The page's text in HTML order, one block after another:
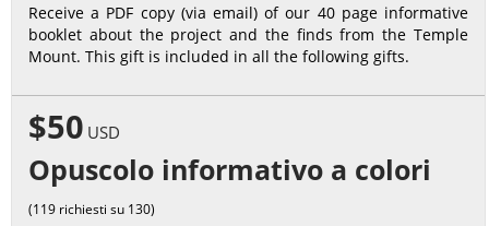
Receive a PDF copy (via email) of our 40 page informative
booklet about the project and the finds from the Temple
Mount. This gift is included in all the following gifts.
$50 USD
Opuscolo informativo a colori
(119 richiesti su 130)